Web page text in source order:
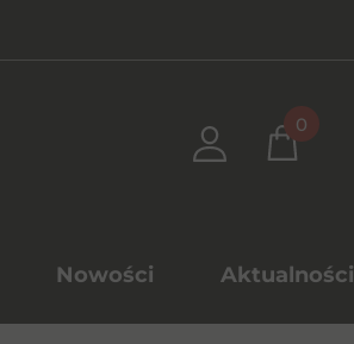
0
Nowości Aktualności